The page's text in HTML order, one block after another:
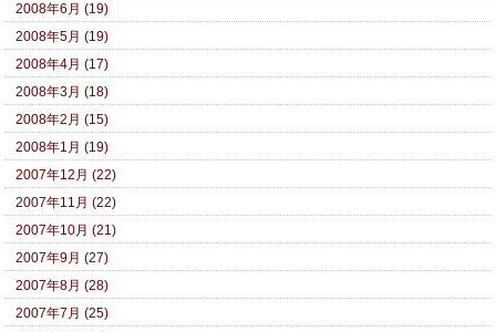
2008年6月 (19)
2008年5月 (19)
2008年4月 (17)
2008年3月 (18)
2008年2月 (15)
2008年1月 (19)
2007年12月 (22)
2007年11月 (22)
2007年10月 (21)
2007年9月 (27)
2007年8月 (28)
2007年7月 (25)